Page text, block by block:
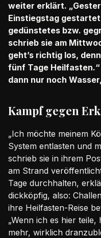
weiter erklärt.
Einstiegstag
gedünstetes bzw.
schrieb sie am
geht’s richtig los,
fünf Tage
dann nur noch
Kampf gegen
„Ich möchte meinem
System entlasten und
schrieb sie in ihrem
am Strand
Tage durchhalten,
dickköpfig, also:
ihre Heilfasten-Reise
„Wenn ich es hier
mehr, wirklich